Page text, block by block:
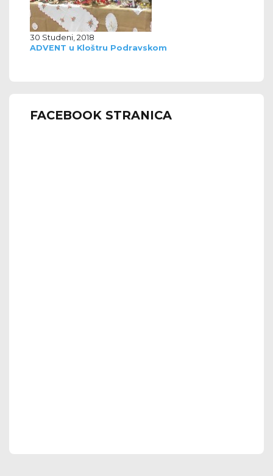
30 Studeni, 2018
ADVENT u Kloštru Podravskom
FACEBOOK STRANICA